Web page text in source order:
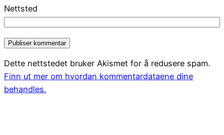
Nettsted
Dette nettstedet bruker Akismet for å redusere spam.
Finn ut mer om hvordan kommentardataene dine
behandles.